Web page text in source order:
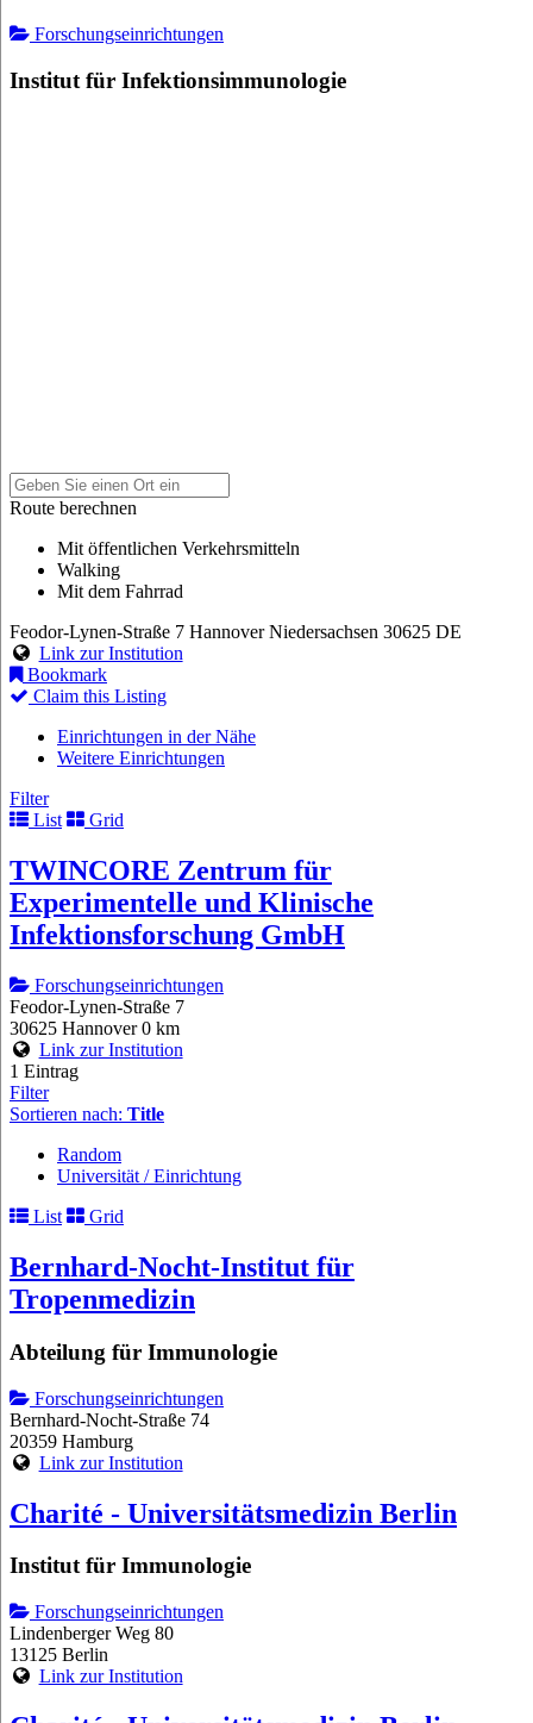
Forschungseinrichtungen
Institut für Infektionsimmunologie
Route berechnen
Mit öffentlichen Verkehrsmitteln
Walking
Mit dem Fahrrad
Feodor-Lynen-Straße 7 Hannover Niedersachsen 30625 DE
Link zur Institution
Bookmark
Claim this Listing
Einrichtungen in der Nähe
Weitere Einrichtungen
Filter
List
Grid
TWINCORE Zentrum für
Experimentelle und Klinische
Infektionsforschung GmbH
Forschungseinrichtungen
Feodor-Lynen-Straße 7
30625 Hannover 0 km
Link zur Institution
1 Eintrag
Filter
Sortieren nach: Title
Random
Universität / Einrichtung
List
Grid
Bernhard-Nocht-Institut für
Tropenmedizin
Abteilung für Immunologie
Forschungseinrichtungen
Bernhard-Nocht-Straße 74
20359 Hamburg
Link zur Institution
Charité - Universitätsmedizin Berlin
Institut für Immunologie
Forschungseinrichtungen
Lindenberger Weg 80
13125 Berlin
Link zur Institution